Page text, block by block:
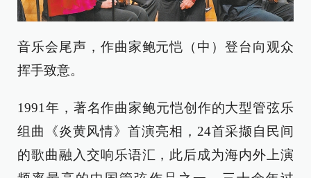
音乐会尾声，作曲家鲍元恺（中）登台向观众
挥手致意。
1991年，著名作曲家鲍元恺创作的大型管弦乐
组曲《炎黄风情》首演亮相，24首采撷自民间
的歌曲融入交响乐语汇，此后成为海内外上演